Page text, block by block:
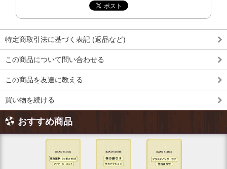
特定商取引法に基づく表記 (返品など)
この商品について問い合わせる
この商品を友達に教える
買い物を続ける
おすすめ商品